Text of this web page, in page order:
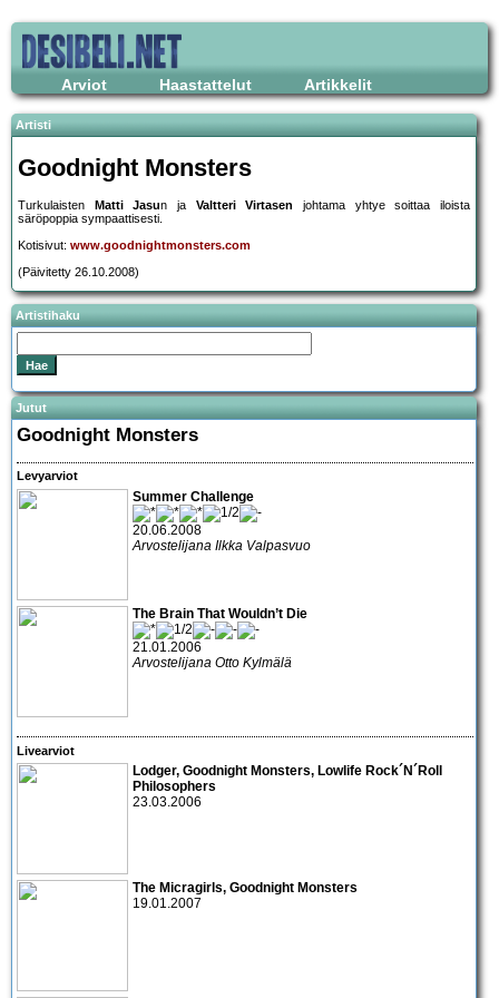
Arviot Haastattelut Artikkelit
Artisti
Goodnight Monsters
Turkulaisten Matti Jasun ja Valtteri Virtasen
johtama yhtye soittaa iloista
säröpoppia sympaattisesti.
Kotisivut: www.goodnightmonsters.com
(Päivitetty 26.10.2008)
Artistihaku
Jutut
Goodnight Monsters
Levyarviot
Summer Challenge
20.06.2008
Arvostelijana Ilkka Valpasvuo
The Brain That Wouldn’t Die
21.01.2006
Arvostelijana Otto Kylmälä
Livearviot
Lodger, Goodnight Monsters, Lowlife Rock´N´Roll
Philosophers
23.03.2006
The Micragirls, Goodnight Monsters
19.01.2007